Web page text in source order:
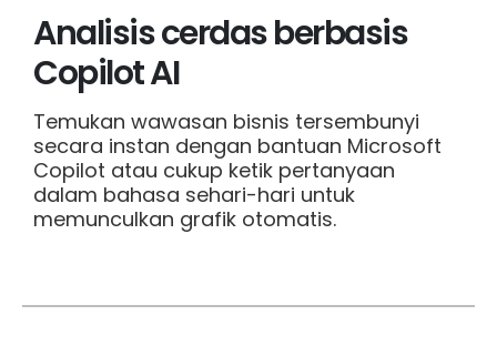
Analisis cerdas berbasis
Copilot AI
Temukan wawasan bisnis tersembunyi
secara instan dengan bantuan Microsoft
Copilot atau cukup ketik pertanyaan
dalam bahasa sehari-hari untuk
memunculkan grafik otomatis.